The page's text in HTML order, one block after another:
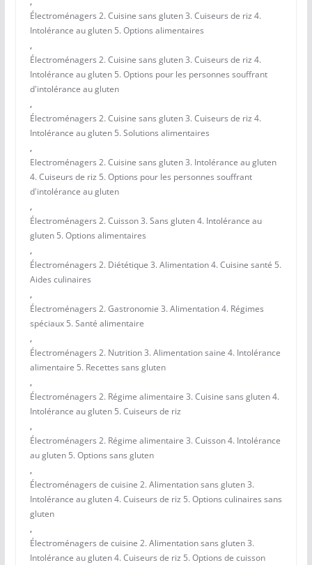
Électroménagers 2. Cuisine sans gluten 3. Cuiseurs de riz 4.
Intolérance au gluten 5. Options alimentaires
,
Électroménagers 2. Cuisine sans gluten 3. Cuiseurs de riz 4.
Intolérance au gluten 5. Options pour les personnes souffrant
d'intolérance au gluten
,
Électroménagers 2. Cuisine sans gluten 3. Cuiseurs de riz 4.
Intolérance au gluten 5. Solutions alimentaires
,
Electroménagers 2. Cuisine sans gluten 3. Intolérance au gluten
4. Cuiseurs de riz 5. Options pour les personnes souffrant
d'intolérance au gluten
,
Électroménagers 2. Cuisson 3. Sans gluten 4. Intolérance au
gluten 5. Options alimentaires
,
Électroménagers 2. Diététique 3. Alimentation 4. Cuisine santé 5.
Aides culinaires
,
Électroménagers 2. Gastronomie 3. Alimentation 4. Régimes
spéciaux 5. Santé alimentaire
,
Électroménagers 2. Nutrition 3. Alimentation saine 4. Intolérance
alimentaire 5. Recettes sans gluten
,
Électroménagers 2. Régime alimentaire 3. Cuisine sans gluten 4.
Intolérance au gluten 5. Cuiseurs de riz
,
Électroménagers 2. Régime alimentaire 3. Cuisson 4. Intolérance
au gluten 5. Options sans gluten
,
Électroménagers de cuisine 2. Alimentation sans gluten 3.
Intolérance au gluten 4. Cuiseurs de riz 5. Options culinaires sans
gluten
,
Électroménagers de cuisine 2. Alimentation sans gluten 3.
Intolérance au gluten 4. Cuiseurs de riz 5. Options de cuisson